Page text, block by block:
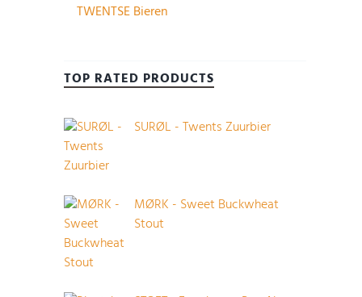
TWENTSE Bieren
TOP RATED PRODUCTS
SURØL - Twents Zuurbier
MØRK - Sweet Buckwheat
Stout